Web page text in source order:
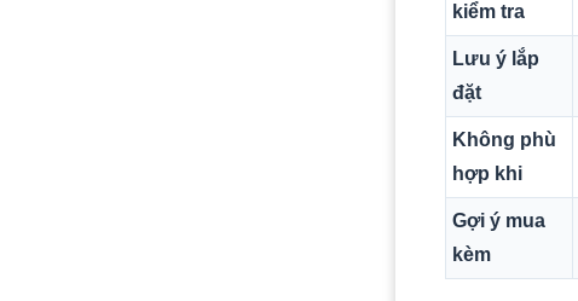
kiểm tra
Lưu ý lắp
đặt
Không phù
hợp khi
Gợi ý mua
kèm